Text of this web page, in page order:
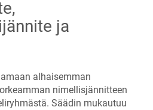
ja
alhaisemman
nimellisjännitteen
Säädin mukautuu